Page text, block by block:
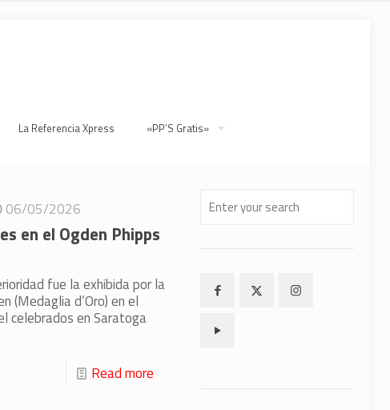
La Referencia Xpress «PP’S Gratis»
06/05/2026
en el Ogden Phipps
fue la exhibida por la
(Medaglia d’Oro) en el
celebrados en Saratoga
Read more